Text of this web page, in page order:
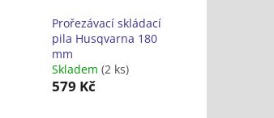
Prořezávací skládací
pila Husqvarna 180
mm
Skladem (2 ks)
579 Kč